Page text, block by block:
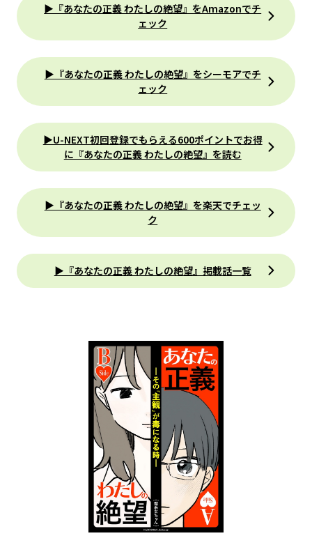
▶『あなたの正義 わたしの絶望』をAmazonでチ
ェック
▶『あなたの正義 わたしの絶望』をシーモアでチ
ェック
▶U-NEXT初回登録でもらえる600ポイントでお得
に『あなたの正義 わたしの絶望』を読む
▶『あなたの正義 わたしの絶望』を楽天でチェッ
ク
▶『あなたの正義 わたしの絶望』掲載話一覧